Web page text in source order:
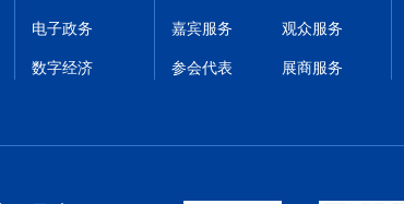
电子政务
数字经济
嘉宾服务 观众服务
参会代表 展商服务